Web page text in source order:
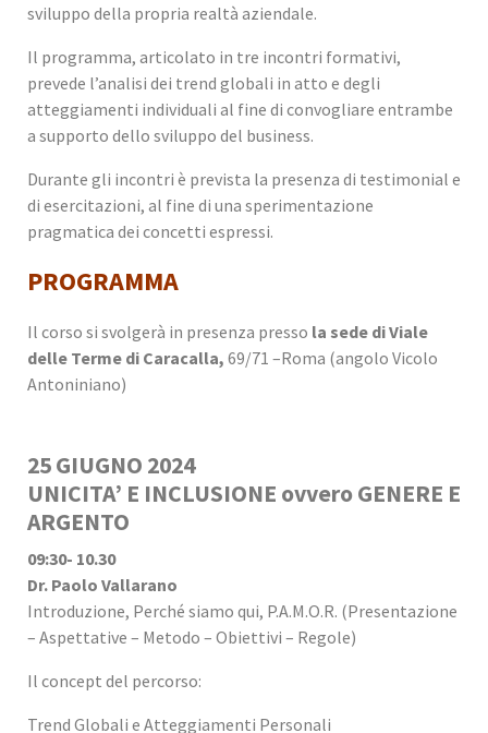
sviluppo della propria realtà aziendale.
Il programma, articolato in tre incontri formativi,
prevede l’analisi dei trend globali in atto e degli
atteggiamenti individuali al fine di convogliare entrambe
a supporto dello sviluppo del business.
Durante gli incontri è prevista la presenza di testimonial e
di esercitazioni, al fine di una sperimentazione
pragmatica dei concetti espressi.
PROGRAMMA
Il corso si svolgerà in presenza presso la sede di Viale
delle Terme di Caracalla, 69/71 –Roma (angolo Vicolo
Antoniniano)
25 GIUGNO 2024
UNICITA’ E INCLUSIONE ovvero GENERE E
ARGENTO
09:30- 10.30
Dr. Paolo Vallarano
Introduzione, Perché siamo qui, P.A.M.O.R. (Presentazione
– Aspettative – Metodo – Obiettivi – Regole)
Il concept del percorso:
Trend Globali e Atteggiamenti Personali